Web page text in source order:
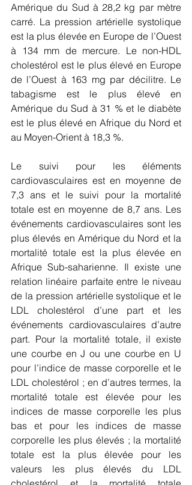
Amérique du Sud à 28,2 kg par mètre
carré. La pression artérielle systolique
est la plus élevée en Europe de l’Ouest
à 134 mm de mercure. Le non-HDL
cholestérol est le plus élevé en Europe
de l’Ouest à 163 mg par décilitre. Le
tabagisme est le plus élevé en
Amérique du Sud à 31 % et le diabète
est le plus élevé en Afrique du Nord et
au Moyen-Orient à 18,3 %.
Le suivi pour les éléments
cardiovasculaires est en moyenne de
7,3 ans et le suivi pour la mortalité
totale est en moyenne de 8,7 ans. Les
événements cardiovasculaires sont les
plus élevés en Amérique du Nord et la
mortalité totale est la plus élevée en
Afrique Sub-saharienne. Il existe une
relation linéaire parfaite entre le niveau
de la pression artérielle systolique et le
LDL cholestérol d’une part et les
événements cardiovasculaires d’autre
part. Pour la mortalité totale, il existe
une courbe en J ou une courbe en U
pour l’indice de masse corporelle et le
LDL cholestérol ; en d’autres termes, la
mortalité totale est élevée pour les
indices de masse corporelle les plus
bas et pour les indices de masse
corporelle les plus élevés ; la mortalité
totale est la plus élevée pour les
valeurs les plus élevés du LDL